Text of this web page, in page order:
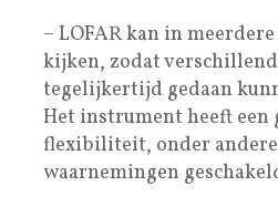
– LOFAR kan in
kijken, zodat
tegelijkertijd gedaan
Het instrument heeft
flexibiliteit, onder
waarnemingen